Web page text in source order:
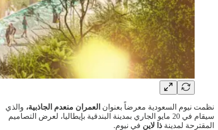
نظمت نيوم السعودية معرضاً بعنوان العمران منعدم الجاذبية، والذي
سيقام في 20 مايو الجاري بمدينة البندقية بإيطاليا، لعرض التصاميم
المقترحة لمدينة ذا لاين في نيوم.